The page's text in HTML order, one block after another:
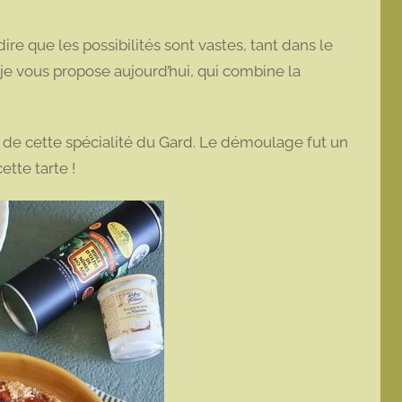
que les possibilités sont vastes, tant dans le
vous propose aujourd’hui, qui combine la
cette spécialité du Gard. Le démoulage fut un
tarte !